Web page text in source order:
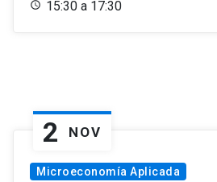
15:30 a 17:30
2 NOV
Microeconomía Aplicada